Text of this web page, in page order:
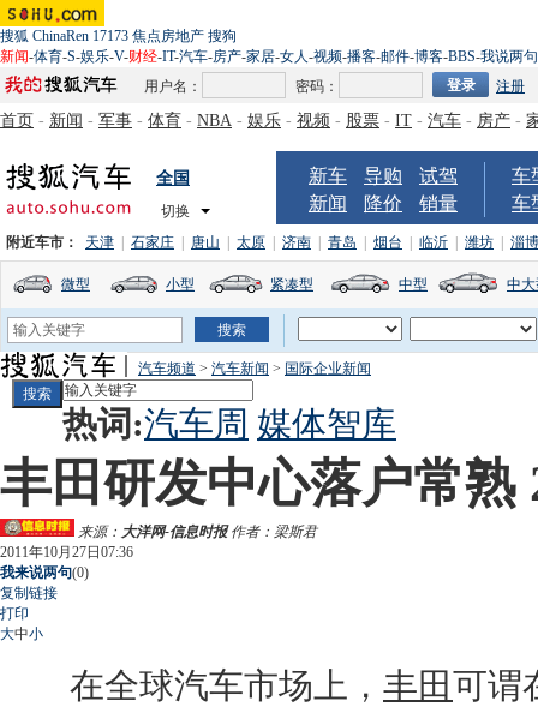
搜狐 ChinaRen 17173 焦点房地产 搜狗
新闻-体育-S-娱乐-V-财经-IT-汽车-房产-家居-女人-视频-播客-邮件-博客-BBS-我说两句
用户名：
密码： 注册
首页 - 新闻 - 军事 - 体育 - NBA - 娱乐 - 视频 - 股票 - IT - 汽车 - 房产 -
全国
切换
新车 导购
试驾
新闻
降价 销量
车
车
附近车市： 天津 石家庄 唐山 太原 济南 青岛 烟台 临沂 潍坊 淄博
微型 小型 紧凑型 中型 中
汽车频道 > 汽车新闻 > 国际企业新闻
热词:汽车周 媒体智库
丰田研发中心落户常熟
来源： 大洋网-信息时报作者：梁斯君
2011年10月27日07:36
我来说两句(0)
复制链接
打印
大中小
在全球汽车市场上， 丰田可谓